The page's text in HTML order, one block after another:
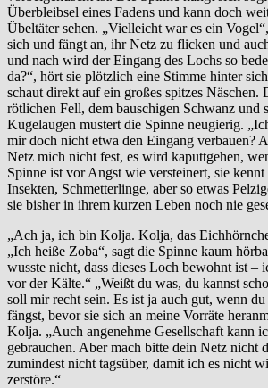
Überbleibsel eines Fadens und kann doch
Übeltäter sehen. „Vielleicht war es ein
sich und fängt an, ihr Netz zu flicken und
und nach wird der Eingang des Lochs so
da?“, hört sie plötzlich eine Stimme hinter
schaut direkt auf ein großes spitzes Näschen.
rötlichen Fell, dem bauschigen Schwanz und
Kugelaugen mustert die Spinne neugierig.
mir doch nicht etwa den Eingang verbauen?
Netz mich nicht fest, es wird kaputtgehen,
Spinne ist vor Angst wie versteinert, sie
Insekten, Schmetterlinge, aber so etwas
sie bisher in ihrem kurzen Leben noch nie
„Ach ja, ich bin Kolja. Kolja, das
„Ich heiße Zoba“, sagt die Spinne kaum
wusste nicht, dass dieses Loch bewohnt ist –
vor der Kälte.“ „Weißt du was, du kannst
soll mir recht sein. Es ist ja auch gut, wenn du
fängst, bevor sie sich an meine Vorräte
Kolja. „Auch angenehme Gesellschaft kann
gebrauchen. Aber mach bitte dein Netz nicht
zumindest nicht tagsüber, damit ich es nicht
zerstöre.“